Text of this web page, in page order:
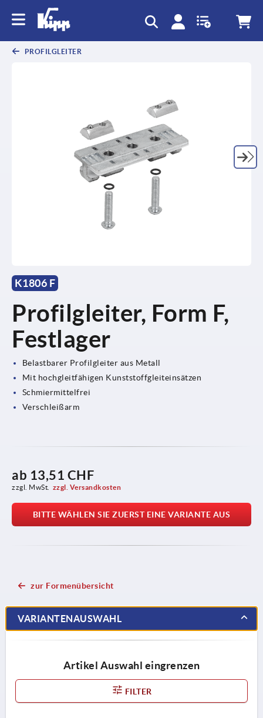
PROFILGLEITER
K1806 F
Profilgleiter, Form F,
Festlager
Belastbarer Profilgleiter aus Metall
Mit hochgleitfähigen Kunststoffgleiteinsätzen
Schmiermittelfrei
Verschleißarm
ab 13,51 CHF
zzgl. MwSt. zzgl. Versandkosten
BITTE WÄHLEN SIE ZUERST EINE VARIANTE AUS
zur Formenübersicht
VARIANTENAUSWAHL
Artikel Auswahl eingrenzen
FILTER